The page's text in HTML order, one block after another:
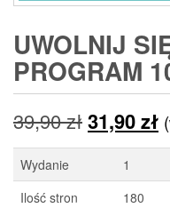
UWOLNIJ
PROGRAM
39,90zł
cena
wynosiła:
31,90zł
Wydanie
1
Ilość stron
180